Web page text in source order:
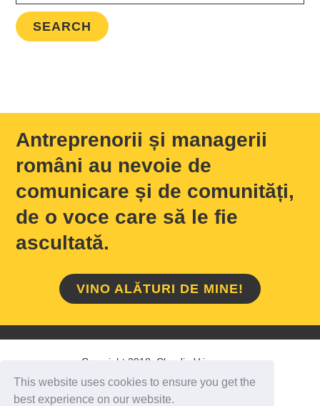
This website uses cookies to ensure you get the
best experience on our website.
Antreprenorii și managerii
români au nevoie de
comunicare și de comunități,
de o voce care să le fie
ascultată.
VINO ALĂTURI DE MINE!
Copyright 2018 Claudiu Vrinceanu
HOME / DESPRE MINE CONTACT